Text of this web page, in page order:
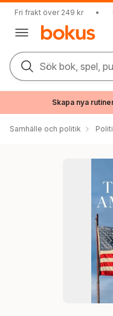
Fri frakt över 249 kr •
Sök bok, spel,
Skapa nya
Samhälle och politik